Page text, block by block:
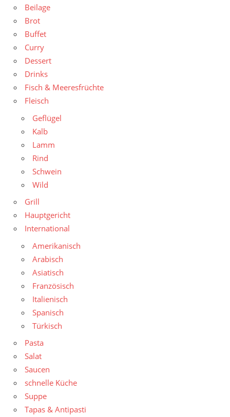
Beilage
Brot
Buffet
Curry
Dessert
Drinks
Fisch & Meeresfrüchte
Fleisch
Geflügel
Kalb
Lamm
Rind
Schwein
Wild
Grill
Hauptgericht
International
Amerikanisch
Arabisch
Asiatisch
Französisch
Italienisch
Spanisch
Türkisch
Pasta
Salat
Saucen
schnelle Küche
Suppe
Tapas & Antipasti